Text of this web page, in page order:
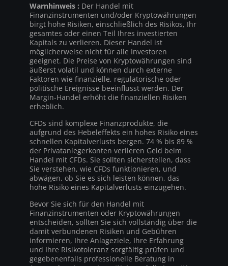
Warnhinweis : Der Handel mit
Finanzinstrumenten und/oder Kryptowährungen
birgt hohe Risiken, einschließlich des Risikos, Ihr
gesamtes oder einen Teil Ihres investierten
Kapitals zu verlieren. Dieser Handel ist
möglicherweise nicht für alle Investoren
geeignet. Die Preise von Kryptowährungen sind
äußerst volatil und können durch externe
Faktoren wie finanzielle, regulatorische oder
politische Ereignisse beeinflusst werden. Der
Margin-Handel erhöht die finanziellen Risiken
erheblich.
CFDs sind komplexe Finanzprodukte, die
aufgrund des Hebeleffekts ein hohes Risiko eines
schnellen Kapitalverlusts bergen. 74 % bis 89 %
der Privatanlegerkonten verlieren Geld beim
Handel mit CFDs. Sie sollten sicherstellen, dass
Sie verstehen, wie CFDs funktionieren, und
abwägen, ob Sie es sich leisten können, das
hohe Risiko eines Kapitalverlusts einzugehen.
Bevor Sie sich für den Handel mit
Finanzinstrumenten oder Kryptowährungen
entscheiden, sollten Sie sich vollständig über die
damit verbundenen Risiken und Gebühren
informieren, Ihre Anlageziele, Ihre Erfahrung
und Ihre Risikotoleranz sorgfältig prüfen und
gegebenenfalls professionelle Beratung in